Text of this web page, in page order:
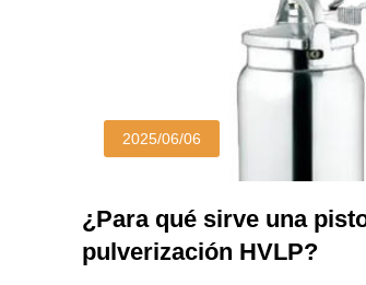
2025/06/06
¿Para qué sirve una
pulverización HVLP?